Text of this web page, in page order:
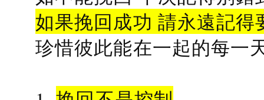
如果挽回成功 請永遠記得
珍惜彼此能在一起的每一